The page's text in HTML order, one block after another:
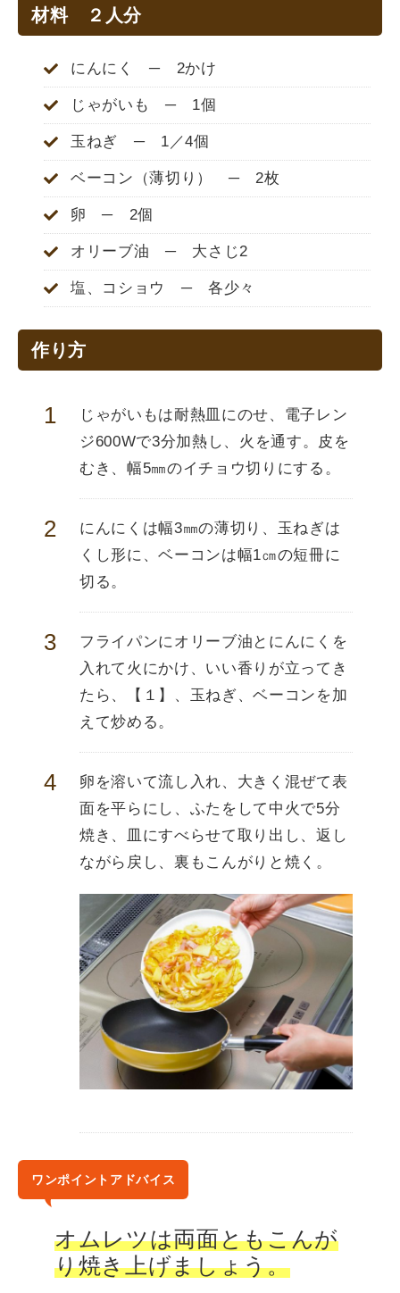
材料 ２人分
にんにく ─ 2かけ
じゃがいも ─ 1個
玉ねぎ ─ 1／4個
ベーコン（薄切り） ─ 2枚
卵 ─ 2個
オリーブ油 ─ 大さじ2
塩、コショウ ─ 各少々
作り方
じゃがいもは耐熱皿にのせ、電子レン
ジ600Wで3分加熱し、火を通す。皮を
むき、幅5㎜のイチョウ切りにする。
にんにくは幅3㎜の薄切り、玉ねぎは
くし形に、ベーコンは幅1㎝の短冊に
切る。
フライパンにオリーブ油とにんにくを
入れて火にかけ、いい香りが立ってき
たら、【１】、玉ねぎ、ベーコンを加
えて炒める。
卵を溶いて流し入れ、大きく混ぜて表
面を平らにし、ふたをして中火で5分
焼き、皿にすべらせて取り出し、返し
ながら戻し、裏もこんがりと焼く。
ワンポイントアドバイス
オムレツは両面ともこんが
り焼き上げましょう。